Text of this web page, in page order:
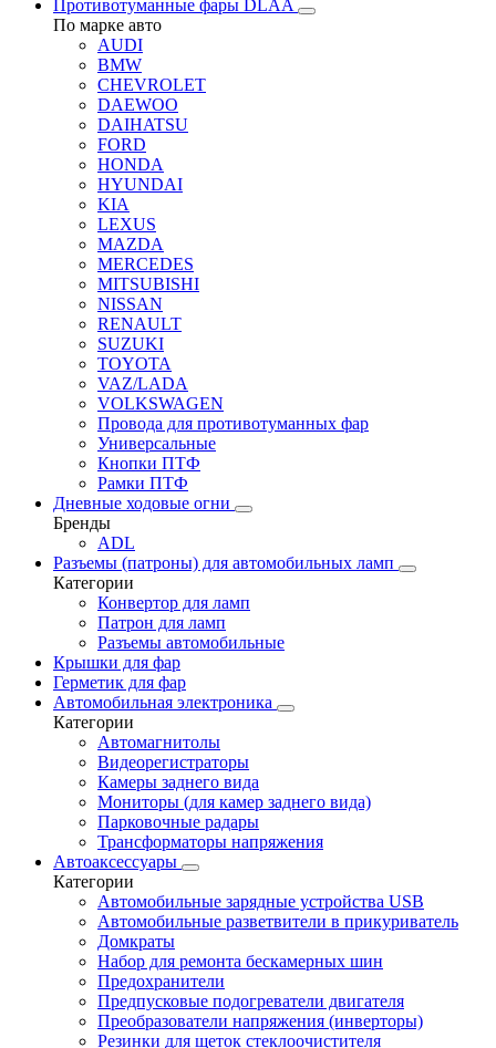
Противотуманные фары DLAA
По марке авто
AUDI
BMW
CHEVROLET
DAEWOO
DAIHATSU
FORD
HONDA
HYUNDAI
KIA
LEXUS
MAZDA
MERCEDES
MITSUBISHI
NISSAN
RENAULT
SUZUKI
TOYOTA
VAZ/LADA
VOLKSWAGEN
Провода для противотуманных фар
Универсальные
Кнопки ПТФ
Рамки ПТФ
Дневные ходовые огни
Бренды
ADL
Разъемы (патроны) для автомобильных ламп
Категории
Конвертор для ламп
Патрон для ламп
Разъемы автомобильные
Крышки для фар
Герметик для фар
Автомобильная электроника
Категории
Автомагнитолы
Видеорегистраторы
Камеры заднего вида
Мониторы (для камер заднего вида)
Парковочные радары
Трансформаторы напряжения
Автоаксессуары
Категории
Автомобильные зарядные устройства USB
Автомобильные разветвители в прикуриватель
Домкраты
Набор для ремонта бескамерных шин
Предохранители
Предпусковые подогреватели двигателя
Преобразователи напряжения (инверторы)
Резинки для щеток стеклоочистителя